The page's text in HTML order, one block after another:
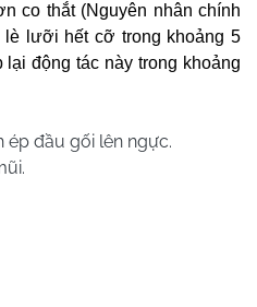
co thắt (Nguyên nhân chính
lè lưỡi hết cỡ trong khoảng 5
động tác này trong khoảng
ép đầu gối lên ngực.